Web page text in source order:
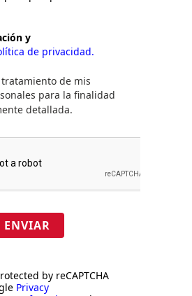
y
de privacidad.
de mis
para la finalidad
detallada.
ENVIAR
by reCAPTCHA
Privacy